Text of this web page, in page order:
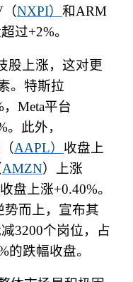
（NXPI） 和ARM
过+2%。
股上涨，这对更
。特斯拉
， Meta平台
。此外，
AAPL） 收盘上
AMZN）上涨
收盘上涨+0.40%。
势而上，宣布其
3200个岗位，占
的跌幅收盘。